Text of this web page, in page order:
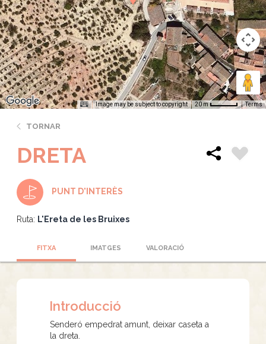
Image may be subject to copyright 20 m Terms
TORNAR
DRETA
PUNT D'INTERÈS
Ruta: L'Ereta de les Bruixes
FITXA IMATGES VALORACIÓ
Introducció
Senderó empedrat amunt, deixar caseta a
la dreta.